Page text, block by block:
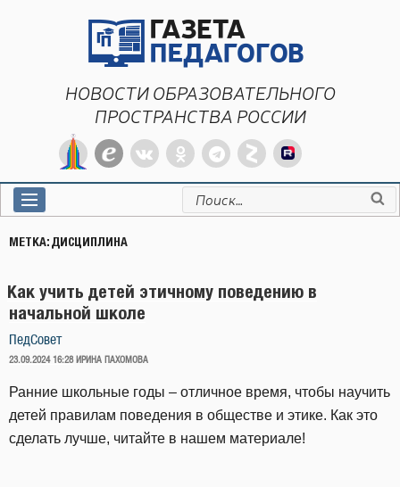
НОВОСТИ ОБРАЗОВАТЕЛЬНОГО
ПРОСТРАНСТВА РОССИИ
Искать:
МЕТКА:ДИСЦИПЛИНА
Как учить детей этичному поведению в
начальной школе
ПедСовет
ОПУБЛИКОВАНО
23.09.2024 16:28 ИРИНА ПАХОМОВА
Ранние школьные годы – отличное время, чтобы научить
детей правилам поведения в обществе и этике. Как это
сделать лучше, читайте в нашем материале!